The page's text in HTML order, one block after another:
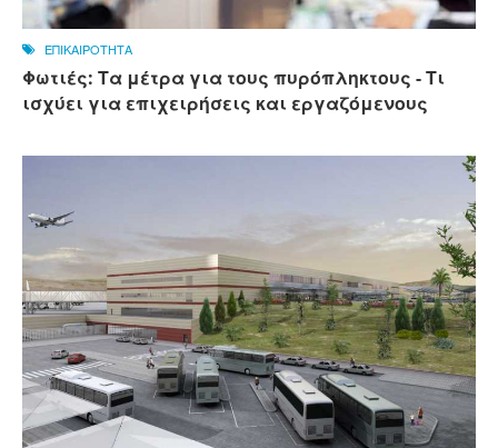
ΕΠΙΚΑΙΡΟΤΗΤΑ
Φωτιές: Τα μέτρα για τους πυρόπληκτους - Τι
ισχύει για επιχειρήσεις και εργαζόμενους